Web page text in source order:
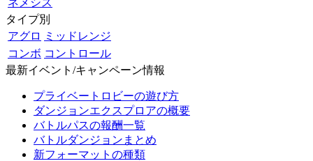
ネメシス
タイプ別
アグロ
ミッドレンジ
コンボ コントロール
最新イベント/キャンペーン情報
プライベートロビーの遊び方
ダンジョンエクスプロアの概要
バトルパスの報酬一覧
バトルダンジョンまとめ
新フォーマットの種類